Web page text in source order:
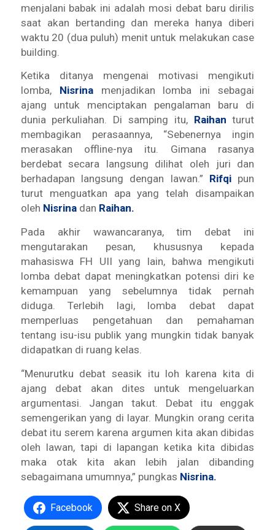
menjalani babak ini adalah mosi debat baru dirilis
saat akan bertanding dan mereka hanya diberi
waktu 20 (dua puluh) menit untuk melakukan case
building.
Ketika ditanya mengenai motivasi mengikuti
lomba, Nisrina menjadikan lomba ini sebagai
ajang untuk menciptakan pengalaman baru di
dunia perkuliahan. Di samping itu, Raihanturut
membagikan perasaannya, “Sebenernya ingin
merasakan offline-nya itu. Gimana rasanya
berdebat secara langsung dilihat oleh juri dan
berhadapan langsung dengan lawan.” Rifqi pun
turut menguatkan apa yang telah disampaikan
oleh Nisrina dan Raihan.
Pada akhir wawancaranya, tim debat ini
mengutarakan pesan, khususnya kepada
mahasiswa FH UII yang lain, bahwa mengikuti
lomba debat dapat meningkatkan potensi diri ke
kemampuan yang sebelumnya tidak pernah
diduga. Terlebih lagi, lomba debat dapat
memperluas pengetahuan dan pemahaman
tentang isu-isu publik yang mungkin tidak banyak
didapatkan di ruang kelas.
“Menurutku debat seasik itu loh karena kita di
ajang debat akan dites untuk mengeluarkan
argumentasi. Jangan takut. Debat itu enggak
semengerikan yang di layar. Mungkin orang cerita
debat itu serem karena argumen kita akan dibidas
oleh lawan, tapi di lapangan ketika kita dibidas
maka otak kita akan lebih jalan dibanding
sebagaimana umumnya,” pungkas Nisrina.
Facebook Share on X